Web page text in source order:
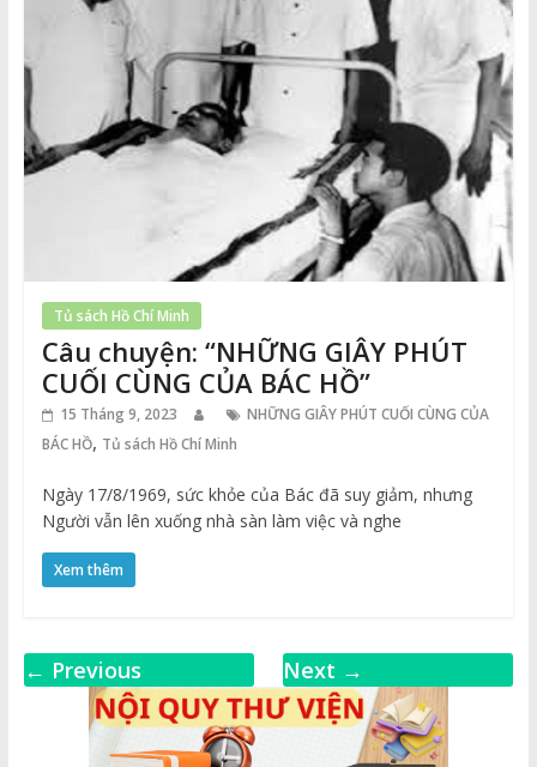
Tủ sách Hồ Chí Minh
Câu chuyện: “NHỮNG GIÂY PHÚT
CUỐI CÙNG CỦA BÁC HỒ”
15 Tháng 9, 2023
NHỮNG GIÂY PHÚT CUỐI CÙNG CỦA
BÁC HỒ, Tủ sách Hồ Chí Minh
Ngày 17/8/1969, sức khỏe của Bác đã suy giảm, nhưng
Người vẫn lên xuống nhà sàn làm việc và nghe
Xem thêm
← Previous Next →